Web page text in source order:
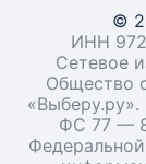
©
ИНН
Сетевое
Общество
ФС 77 —